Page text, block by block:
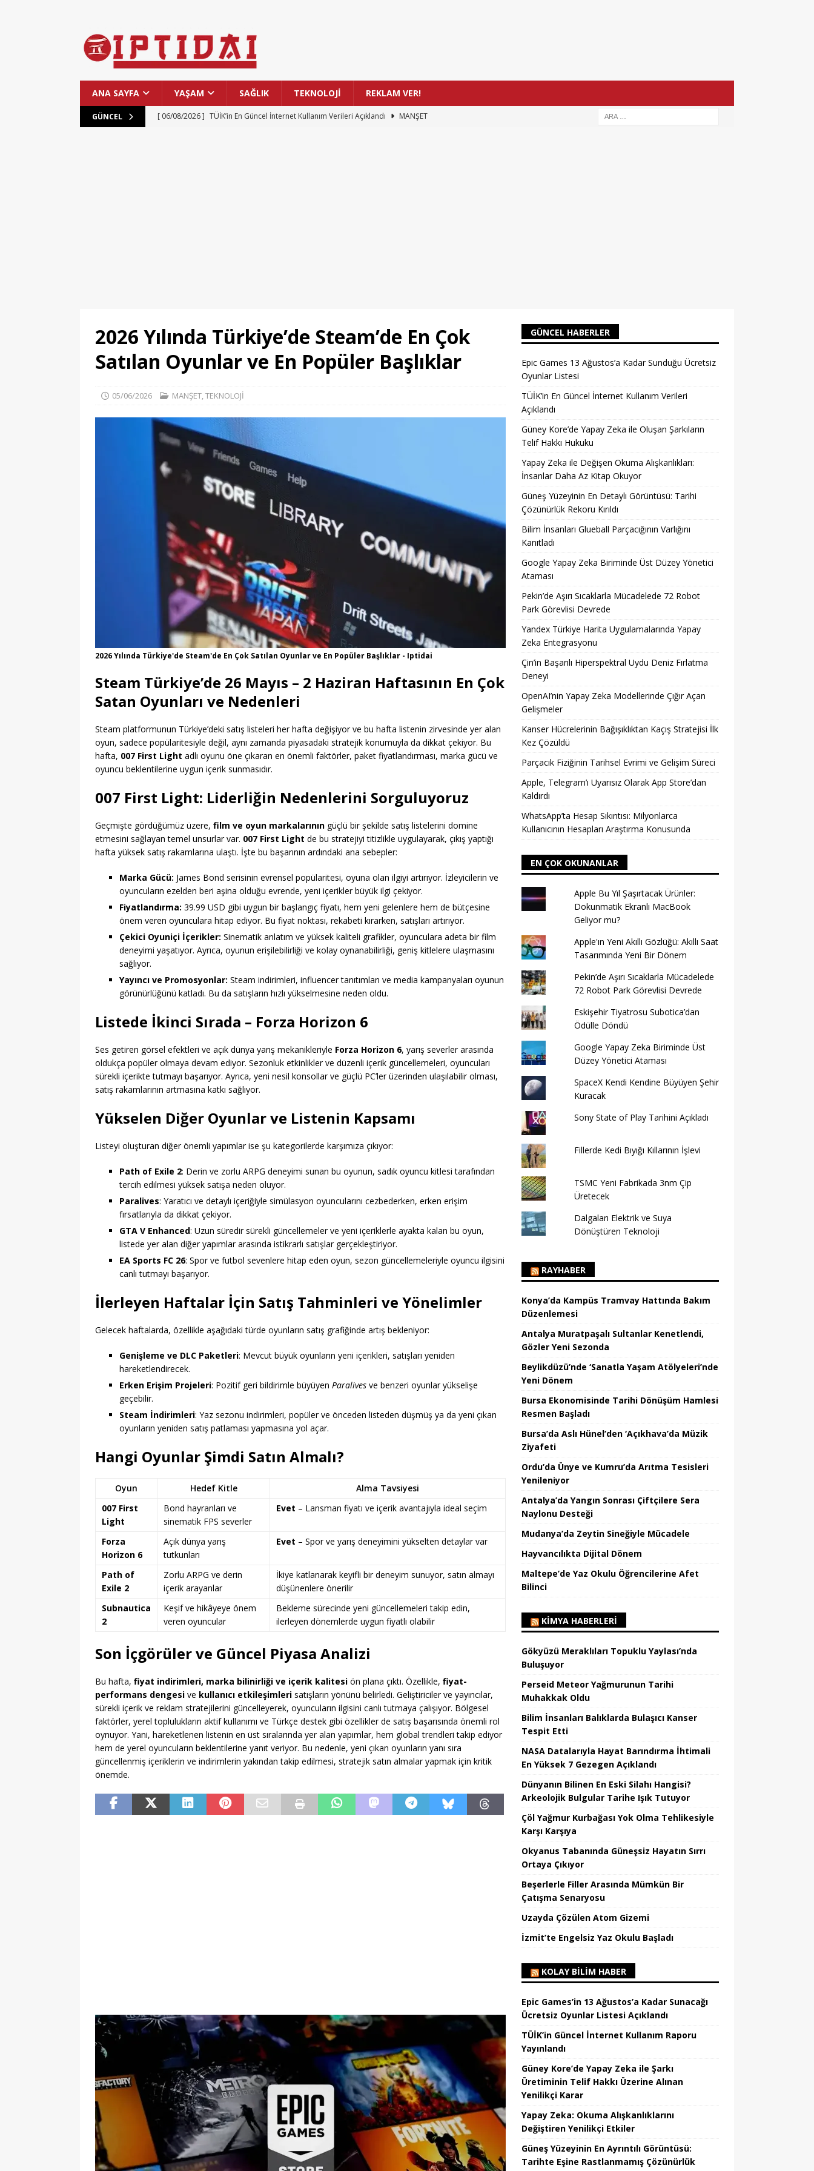
ANA SAYFA YAŞAM SAĞLIK TEKNOLOJİ REKLAM VER!
GÜNCEL [ 06/08/2026 ] TÜİK’in En Güncel İnternet Kullanım Verileri Açıklandı
MANŞET
2026 Yılında Türkiye’de Steam’de En Çok
Satılan Oyunlar ve En Popüler Başlıklar
05/06/2026 MANŞET,TEKNOLOJİ
2026 Yılında Türkiye'de Steam'de En Çok Satılan Oyunlar ve En Popüler Başlıklar - Iptidai
Steam Türkiye’de 26 Mayıs – 2 Haziran Haftasının En Çok
Satan Oyunları ve Nedenleri
Steam platformunun Türkiye’deki satış listeleri her hafta değişiyor ve bu hafta listenin zirvesinde yer alan
oyun, sadece popülaritesiyle değil, aynı zamanda piyasadaki stratejik konumuyla da dikkat çekiyor. Bu
hafta, 007 First Light adlı oyunu öne çıkaran en önemli faktörler, paket fiyatlandırması, marka gücü ve
oyuncu beklentilerine uygun içerik sunmasıdır.
007 First Light: Liderliğin Nedenlerini Sorguluyoruz
Geçmişte gördüğümüz üzere, film ve oyun markalarının güçlü bir şekilde satış listelerini domine
etmesini sağlayan temel unsurlar var. 007 First Light de bu stratejiyi titizlikle uygulayarak, çıkış yaptığı
hafta yüksek satış rakamlarına ulaştı. İşte bu başarının ardındaki ana sebepler:
Marka Gücü: James Bond serisinin evrensel popülaritesi, oyuna olan ilgiyi artırıyor. İzleyicilerin ve
oyuncuların ezelden beri aşina olduğu evrende, yeni içerikler büyük ilgi çekiyor.
Fiyatlandırma: 39.99 USD gibi uygun bir başlangıç fiyatı, hem yeni gelenlere hem de bütçesine
önem veren oyunculara hitap ediyor. Bu fiyat noktası, rekabeti kırarken, satışları artırıyor.
Çekici Oyuniçi İçerikler: Sinematik anlatım ve yüksek kaliteli grafikler, oyunculara adeta bir film
deneyimi yaşatıyor. Ayrıca, oyunun erişilebilirliği ve kolay oynanabilirliği, geniş kitlelere ulaşmasını
sağlıyor.
Yayıncı ve Promosyonlar: Steam indirimleri, influencer tanıtımları ve media kampanyaları oyunun
görünürlüğünü katladı. Bu da satışların hızlı yükselmesine neden oldu.
Listede İkinci Sırada – Forza Horizon 6
Ses getiren görsel efektleri ve açık dünya yarış mekanikleriyle Forza Horizon 6, yarış severler arasında
oldukça popüler olmaya devam ediyor. Sezonluk etkinlikler ve düzenli içerik güncellemeleri, oyuncuları
sürekli içerikte tutmayı başarıyor. Ayrıca, yeni nesil konsollar ve güçlü PC’ler üzerinden ulaşılabilir olması,
satış rakamlarının artmasına katkı sağlıyor.
Yükselen Diğer Oyunlar ve Listenin Kapsamı
Listeyi oluşturan diğer önemli yapımlar ise şu kategorilerde karşımıza çıkıyor:
Path of Exile 2: Derin ve zorlu ARPG deneyimi sunan bu oyunun, sadık oyuncu kitlesi tarafından
tercih edilmesi yüksek satışa neden oluyor.
Paralives: Yaratıcı ve detaylı içeriğiyle simülasyon oyuncularını cezbederken, erken erişim
fırsatlarıyla da dikkat çekiyor.
GTA V Enhanced: Uzun süredir sürekli güncellemeler ve yeni içeriklerle ayakta kalan bu oyun,
listede yer alan diğer yapımlar arasında istikrarlı satışlar gerçekleştiriyor.
EA Sports FC 26: Spor ve futbol sevenlere hitap eden oyun, sezon güncellemeleriyle oyuncu ilgisini
canlı tutmayı başarıyor.
İlerleyen Haftalar İçin Satış Tahminleri ve Yönelimler
Gelecek haftalarda, özellikle aşağıdaki türde oyunların satış grafiğinde artış bekleniyor:
Genişleme ve DLC Paketleri: Mevcut büyük oyunların yeni içerikleri, satışları yeniden
hareketlendirecek.
Erken Erişim Projeleri: Pozitif geri bildirimle büyüyen Paralives ve benzeri oyunlar yükselişe
geçebilir.
Steam İndirimleri: Yaz sezonu indirimleri, popüler ve önceden listeden düşmüş ya da yeni çıkan
oyunların yeniden satış patlaması yapmasına yol açar.
Hangi Oyunlar Şimdi Satın Almalı?
Oyun Hedef Kitle
Alma Tavsiyesi
007 First
Light
Bond hayranları ve
sinematik FPS severler
Evet – Lansman fiyatı ve içerik avantajıyla ideal seçim
Forza
Horizon 6
Açık dünya yarış
tutkunları
Evet – Spor ve yarış deneyimini yükselten detaylar var
Path of
Exile 2
Zorlu ARPG ve derin
içerik arayanlar
İkiye katlanarak keyifli bir deneyim sunuyor, satın almayı
düşünenlere önerilir
Subnautica
2
Keşif ve hikâyeye önem
veren oyuncular
Bekleme sürecinde yeni güncellemeleri takip edin,
ilerleyen dönemlerde uygun fiyatlı olabilir
Son İçgörüler ve Güncel Piyasa Analizi
Bu hafta, fiyat indirimleri, marka bilinirliği ve içerik kalitesi ön plana çıktı. Özellikle, fiyat-
performans dengesi ve kullanıcı etkileşimleri satışların yönünü belirledi. Geliştiriciler ve yayıncılar,
sürekli içerik ve reklam stratejilerini güncelleyerek, oyuncuların ilgisini canlı tutmaya çalışıyor. Bölgesel
faktörler, yerel toplulukların aktif kullanımı ve Türkçe destek gibi özellikler de satış başarısında önemli rol
oynuyor. Yani, hareketlenen listenin en üst sıralarında yer alan yapımlar, hem global trendleri takip ediyor
hem de yerel oyuncuların beklentilerine yanıt veriyor. Bu nedenle, yeni çıkan oyunların yanı sıra
güncellenmiş içeriklerin ve indirimlerin yakından takip edilmesi, stratejik satın almalar yapmak için kritik
önemde.
GÜNCEL HABERLER
Epic Games 13 Ağustos’a Kadar Sunduğu Ücretsiz
Oyunlar Listesi
TÜİK’in En Güncel İnternet Kullanım Verileri
Açıklandı
Güney Kore’de Yapay Zeka ile Oluşan Şarkıların
Telif Hakkı Hukuku
Yapay Zeka ile Değişen Okuma Alışkanlıkları:
İnsanlar Daha Az Kitap Okuyor
Güneş Yüzeyinin En Detaylı Görüntüsü: Tarihi
Çözünürlük Rekoru Kırıldı
Bilim İnsanları Glueball Parçacığının Varlığını
Kanıtladı
Google Yapay Zeka Biriminde Üst Düzey Yönetici
Ataması
Pekin’de Aşırı Sıcaklarla Mücadelede 72 Robot
Park Görevlisi Devrede
Yandex Türkiye Harita Uygulamalarında Yapay
Zeka Entegrasyonu
Çin’in Başarılı Hiperspektral Uydu Deniz Fırlatma
Deneyi
OpenAI’nin Yapay Zeka Modellerinde Çığır Açan
Gelişmeler
Kanser Hücrelerinin Bağışıklıktan Kaçış Stratejisi İlk
Kez Çözüldü
Parçacık Fiziğinin Tarihsel Evrimi ve Gelişim Süreci
Apple, Telegram’ı Uyarısız Olarak App Store’dan
Kaldırdı
WhatsApp’ta Hesap Sıkıntısı: Milyonlarca
Kullanıcının Hesapları Araştırma Konusunda
EN ÇOK OKUNANLAR
Apple Bu Yıl Şaşırtacak Ürünler:
Dokunmatik Ekranlı MacBook
Geliyor mu?
Apple'ın Yeni Akıllı Gözlüğü: Akıllı Saat
Tasarımında Yeni Bir Dönem
Pekin’de Aşırı Sıcaklarla Mücadelede
72 Robot Park Görevlisi Devrede
Eskişehir Tiyatrosu Subotica’dan
Ödülle Döndü
Google Yapay Zeka Biriminde Üst
Düzey Yönetici Ataması
SpaceX Kendi Kendine Büyüyen Şehir
Kuracak
Sony State of Play Tarihini Açıkladı
Fillerde Kedi Bıyığı Kıllarının İşlevi
TSMC Yeni Fabrikada 3nm Çip
Üretecek
Dalgaları Elektrik ve Suya
Dönüştüren Teknoloji
RAYHABER
Konya’da Kampüs Tramvay Hattında Bakım
Düzenlemesi
Antalya Muratpaşalı Sultanlar Kenetlendi,
Gözler Yeni Sezonda
Beylikdüzü’nde ‘Sanatla Yaşam Atölyeleri’nde
Yeni Dönem
Bursa Ekonomisinde Tarihi Dönüşüm Hamlesi
Resmen Başladı
Bursa’da Aslı Hünel’den ‘Açıkhava’da Müzik
Ziyafeti
Ordu’da Ünye ve Kumru’da Arıtma Tesisleri
Yenileniyor
Antalya’da Yangın Sonrası Çiftçilere Sera
Naylonu Desteği
Mudanya’da Zeytin Sineğiyle Mücadele
Hayvancılıkta Dijital Dönem
Maltepe’de Yaz Okulu Öğrencilerine Afet
Bilinci
KIMYA HABERLERI
Gökyüzü Meraklıları Topuklu Yaylası’nda
Buluşuyor
Perseid Meteor Yağmurunun Tarihi
Muhakkak Oldu
Bilim İnsanları Balıklarda Bulaşıcı Kanser
Tespit Etti
NASA Datalarıyla Hayat Barındırma İhtimali
En Yüksek 7 Gezegen Açıklandı
Dünyanın Bilinen En Eski Silahı Hangisi?
Arkeolojik Bulgular Tarihe Işık Tutuyor
Çöl Yağmur Kurbağası Yok Olma Tehlikesiyle
Karşı Karşıya
Okyanus Tabanında Güneşsiz Hayatın Sırrı
Ortaya Çıkıyor
Beşerlerle Filler Arasında Mümkün Bir
Çatışma Senaryosu
Uzayda Çözülen Atom Gizemi
İzmit’te Engelsiz Yaz Okulu Başladı
KOLAY BILIM HABER
Epic Games’in 13 Ağustos’a Kadar Sunacağı
Ücretsiz Oyunlar Listesi Açıklandı
TÜİK’in Güncel İnternet Kullanım Raporu
Yayınlandı
Güney Kore’de Yapay Zeka ile Şarkı
Üretiminin Telif Hakkı Üzerine Alınan
Yenilikçi Karar
Yapay Zeka: Okuma Alışkanlıklarını
Değiştiren Yenilikçi Etkiler
Güneş Yüzeyinin En Ayrıntılı Görüntüsü:
Tarihte Eşine Rastlanmamış Çözünürlük